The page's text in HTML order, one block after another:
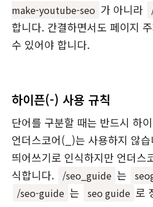
make-youtube-seo 가 아니라
합니다. 간결하면서도 페이지
수 있어야 합니다.
하이픈(-) 사용 규칙
단어를 구분할 때는 반드시 하
언더스코어(_)는 사용하지 않
띄어쓰기로 인식하지만 언더스
식합니다.
/seo_guide 는
/seo-guide 는 seo guide 로